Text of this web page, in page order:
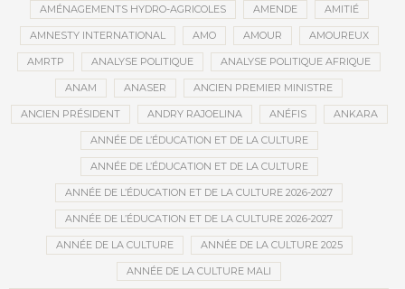
AMÉNAGEMENTS HYDRO-AGRICOLES AMENDE AMITIÉ
AMNESTY INTERNATIONAL AMO AMOUR AMOUREUX
AMRTP ANALYSE POLITIQUE ANALYSE POLITIQUE AFRIQUE
ANAM ANASER ANCIEN PREMIER MINISTRE
ANCIEN PRÉSIDENT ANDRY RAJOELINA ANÉFIS ANKARA
ANNÉE DE L’ÉDUCATION ET DE LA CULTURE
ANNÉE DE L’ÉDUCATION ET DE LA CULTURE
ANNÉE DE L’ÉDUCATION ET DE LA CULTURE 2026-2027
ANNÉE DE L’ÉDUCATION ET DE LA CULTURE 2026-2027
ANNÉE DE LA CULTURE ANNÉE DE LA CULTURE 2025
ANNÉE DE LA CULTURE MALI